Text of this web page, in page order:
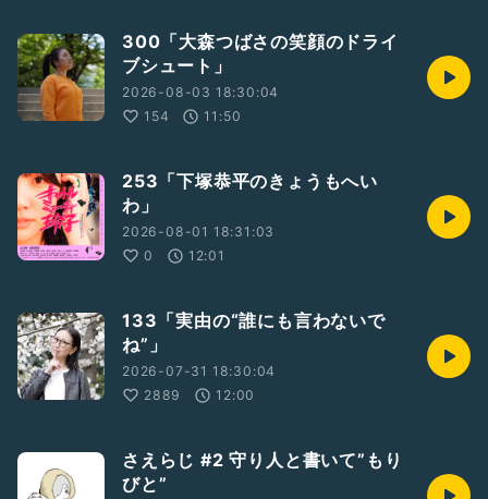
300「大森つばさの笑顔のドライ
ブシュート」
2026-08-03 18:30:04
154
11:50
253「下塚恭平のきょうもへい
わ」
2026-08-01 18:31:03
0
12:01
133「実由の“誰にも言わないで
ね”」
2026-07-31 18:30:04
2889
12:00
さえらじ #2 守り人と書いて”もり
びと”